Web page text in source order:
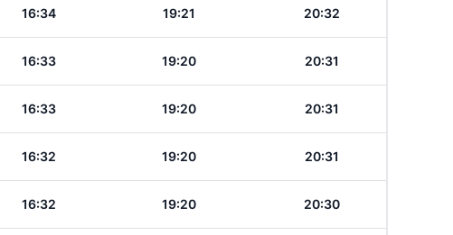
16:34 19:21 20:32
16:33 19:20 20:31
16:33 19:20 20:31
16:32 19:20 20:31
16:32 19:20 20:30